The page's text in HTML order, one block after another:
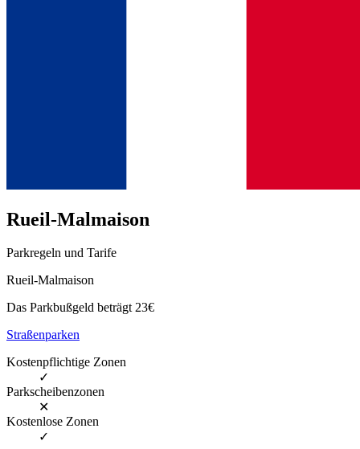
Rueil-Malmaison
Parkregeln und Tarife
Rueil-Malmaison
Das Parkbußgeld beträgt 23€
Straßenparken
Kostenpflichtige Zonen
✓
Parkscheibenzonen
✕
Kostenlose Zonen
✓